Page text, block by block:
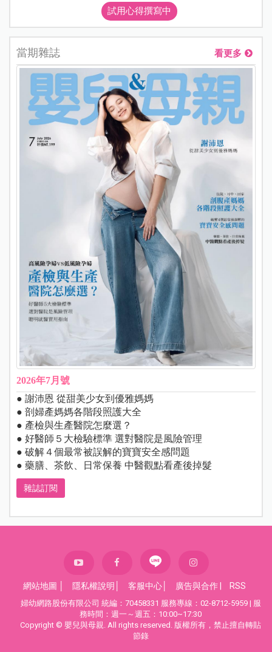
試用心得撰寫中
當期雜誌 看更多
2026年7月號
● 謝沛恩 從甜美少女到優雅媽媽
● 剖婦產媽媽各階段照護大全
● 產檢與生產醫院怎麼選？
● 好醫師５大檢驗標準 選對醫院是風險管理
● 破解４個最常被誤解的寶寶安全感問題
● 藥膳、茶飲、日常保養 中醫觀點看產後掉髮
雜誌訂閱
網站地圖 隱私權說明 客服中心 廣告與合作 RSS
婦幼網路股份有限公司 統編：70458331 服務專線：02-8712-5959 | 服
務時間：週一～週五：10:00~17:30
Copyright © 嬰兒與母親. All rights reserved. 版權所有，禁止擅自轉貼
節錄